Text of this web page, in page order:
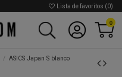
Lista de favoritos (0)
0
ASICS Japan S blanco